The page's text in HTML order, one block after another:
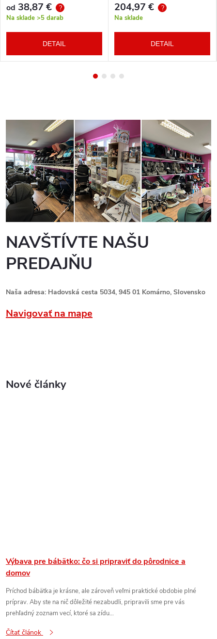
od 38,87 € ?
Na sklade >5 darab
DETAIL
204,97 € ?
Na sklade
DETAIL
NAVŠTÍVTE NAŠU
PREDAJŇU
Naša adresa: Hadovská cesta 5034, 945 01 Komárno, Slovensko
Navigovať na mape
Nové články
Výbava pre bábätko: čo si pripraviť do pôrodnice a
domov
Príchod bábätka je krásne, ale zároveň veľmi praktické obdobie plné
príprav. Aby ste na nič dôležité nezabudli, pripravili sme pre vás
prehľadný zoznam vecí, ktoré sa zídu...
Čítať článok